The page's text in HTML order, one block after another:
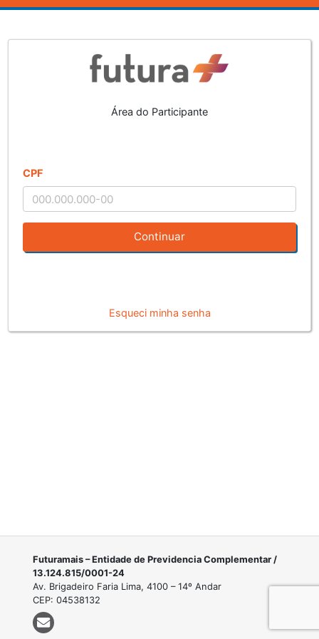
Área do Participante
CPF
Continuar
Esqueci minha senha
Futuramais – Entidade de Previdencia Complementar /
13.124.815/0001-24
Av. Brigadeiro Faria Lima, 4100 – 14º Andar
CEP: 04538132